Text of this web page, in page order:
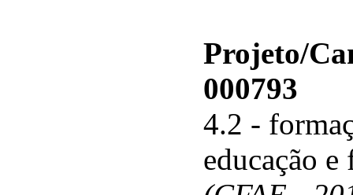
Projeto/
000793
4.2 -
educação e